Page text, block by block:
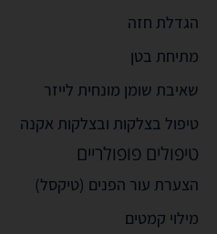
הגדלת חזה
מתיחת בטן
שאיבת שומן מונחית לייזר
טיפול בצלקות ובצלקות אקנה
טיפולים פופולריים
הצערת עור הפנים (טיקסל)
מילוי קמטים